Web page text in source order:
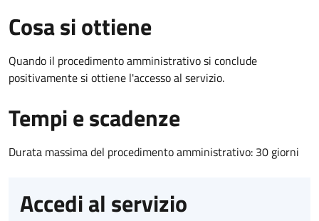
Cosa si ottiene
Quando il procedimento amministrativo si conclude
positivamente si ottiene l'accesso al servizio.
Tempi e scadenze
Durata massima del procedimento amministrativo: 30 giorni
Accedi al servizio